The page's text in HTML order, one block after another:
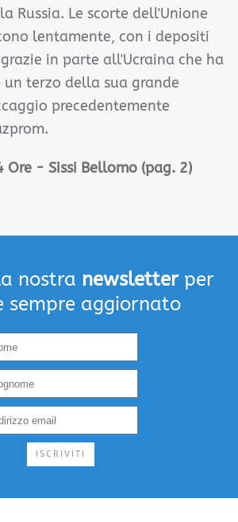
Russia. Le scorte dell'Unione
lentamente, con i depositi
in parte all'Ucraina che ha
un terzo della sua grande
precedentemente
Ore - Sissi Bellomo (pag. 2)
nostra newsletterper
sempre aggiornato
ISCRIVITI